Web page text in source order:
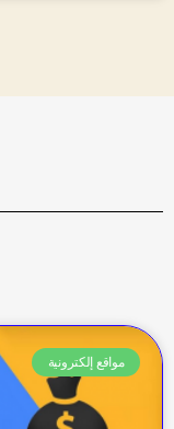
مواقع إلكترونية